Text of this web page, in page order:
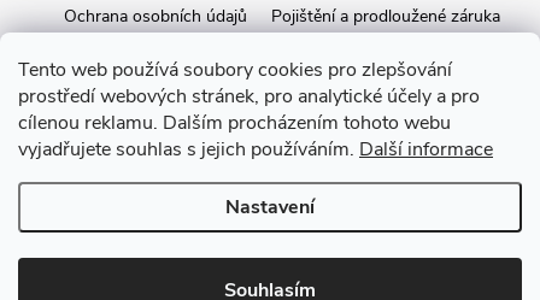
Tento web používá soubory cookies pro zlepšování
prostředí webových stránek, pro analytické účely a pro
cílenou reklamu. Dalším procházením tohoto webu
vyjadřujete souhlas s jejich používáním. Další informace
Nastavení
Souhlasím
Ochrana osobních údajů
Pojištění a prodloužené záruka
Vytvořil Shoptet
Copyright 2026iStage.cz. Všechna práva vyhrazena.Upravit nastavení
cookies